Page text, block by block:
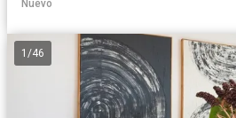
Nuevo
1 /46